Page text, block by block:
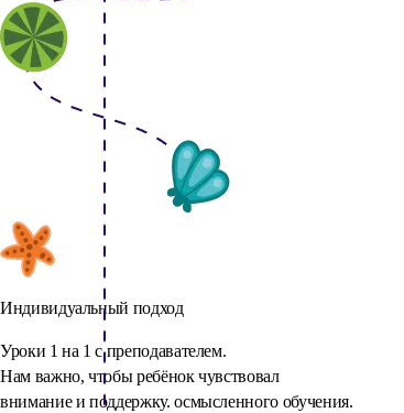
Индивидуальный подход
Уроки 1 на 1 с преподавателем.
Нам важно, чтобы ребёнок чувствовал
внимание и поддержку. осмысленного обучения.